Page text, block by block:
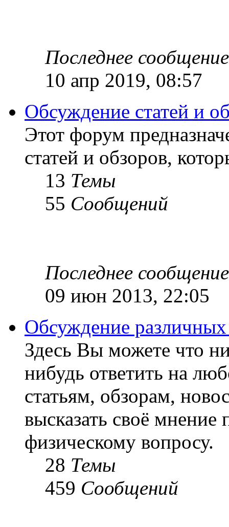
Последнее сообщение
10 апр 2019, 08:57
Обсуждение статей и
Этот форум
статей и обзоров,
13 Темы
55 Сообщений
Последнее сообщение
09 июн 2013, 22:05
Обсуждение
Здесь Вы можете что
нибудь ответить на
статьям, обзорам,
высказать своё
физическому вопросу.
28 Темы
459 Сообщений